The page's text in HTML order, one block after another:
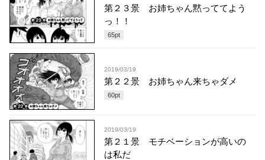
第２３景 お姉ちゃん黙っててよう
っ！！
65pt
2019/03/19
第２２景 お姉ちゃん来ちゃダメ
60pt
2019/03/19
第２１景 モチベーションが高いの
は私だ